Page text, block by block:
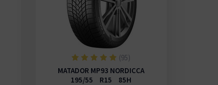
(95)
MATADOR MP93 NORDICCA
195/55 R15 85H